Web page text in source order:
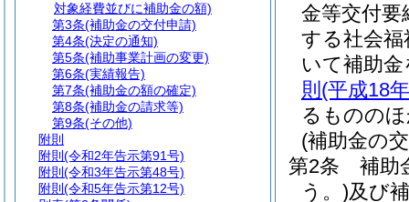
金等交付要
する社会
いて補助
則 (平成18
るものの
(補助金の
第2条
補助
う。)及び
対象経費並びに補助金の額)
第3条(補助金の交付申請)
第4条(決定の通知)
第5条(補助事業計画の変更)
第6条(実績報告)
第7条(補助金の額の確定)
第8条(補助金の請求等)
第9条(その他)
附則
附則 (令和2年告示第91号)
附則 (令和3年告示第48号)
附則 (令和5年告示第12号)